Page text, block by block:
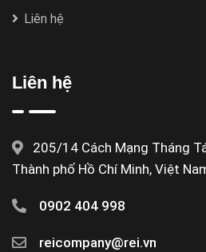
Liên hệ
Liên hệ
205/14 Cách Mạng Tháng
Thành phố Hồ Chí Minh, Việt
0902 404 998
reicompany@rei.vn